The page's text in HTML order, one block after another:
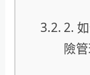
2.
險